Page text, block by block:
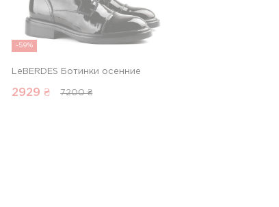
-59%
LeBERDES Ботинки осенние
2929 ₴ 7200 ₴